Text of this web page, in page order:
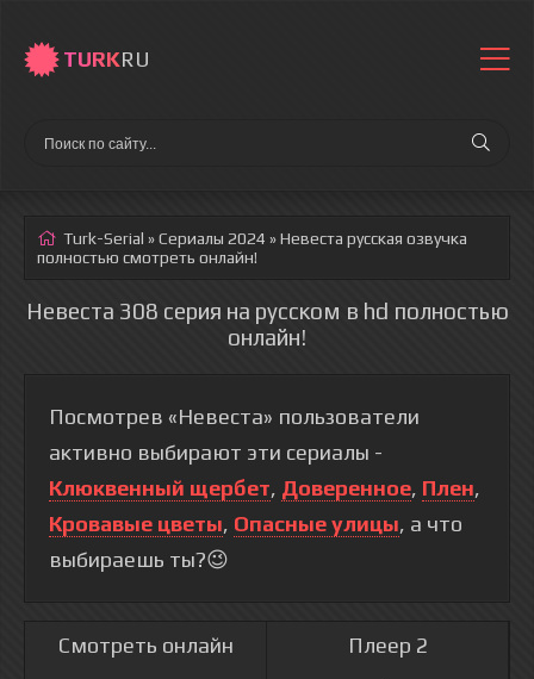
TURKRU
Turk-Serial »Сериалы 2024 » Невеста русская озвучка
полностью смотреть онлайн!
Невеста 308 серия на русском в hd полностью
онлайн!
Посмотрев «Невеста» пользователи
активно выбирают эти сериалы -
Клюквенный щербет, Доверенное, Плен,
Кровавые цветы, Опасные улицы, а что
выбираешь ты?😉
Смотреть онлайн
Плеер 2